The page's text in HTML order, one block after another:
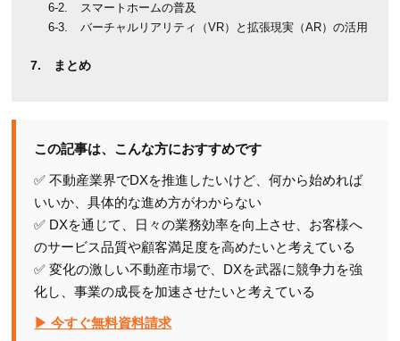
スマートホームの普及
バーチャルリアリティ（VR）と拡張現実（AR）の活用
まとめ
この記事は、こんな方におすすめです
✅ 不動産業界でDXを推進したいけど、何から始めれば
いいか、具体的な進め方がわからない
✅ DXを通じて、日々の業務効率を向上させ、お客様へ
のサービス品質や顧客満足度を高めたいと考えている
✅ 変化の激しい不動産市場で、DXを武器に競争力を強
化し、事業の成長を加速させたいと考えている
▶ 今すぐ無料資料請求